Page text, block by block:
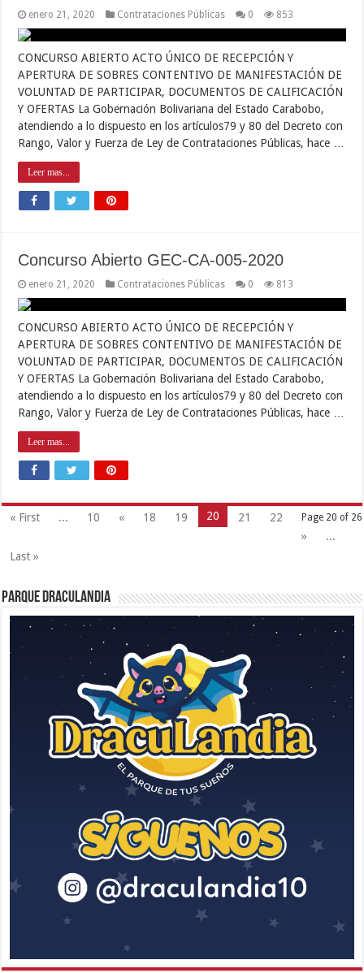
enero 21, 2020 Contrataciones Públicas 0 853
CONCURSO ABIERTO ACTO ÚNICO DE RECEPCIÓN Y
APERTURA DE SOBRES CONTENTIVO DE MANIFESTACIÓN DE
VOLUNTAD DE PARTICIPAR, DOCUMENTOS DE CALIFICACIÓN
Y OFERTAS La Gobernación Bolivariana del Estado Carabobo,
atendiendo a lo dispuesto en los artículos79 y 80 del Decreto con
Rango, Valor y Fuerza de Ley de Contrataciones Públicas, hace …
Leer mas...
Concurso Abierto GEC-CA-005-2020
enero 21, 2020 Contrataciones Públicas 0 813
CONCURSO ABIERTO ACTO ÚNICO DE RECEPCIÓN Y
APERTURA DE SOBRES CONTENTIVO DE MANIFESTACIÓN DE
VOLUNTAD DE PARTICIPAR, DOCUMENTOS DE CALIFICACIÓN
Y OFERTAS La Gobernación Bolivariana del Estado Carabobo,
atendiendo a lo dispuesto en los artículos79 y 80 del Decreto con
Rango, Valor y Fuerza de Ley de Contrataciones Públicas, hace …
Leer mas...
Page 20 of 26
« First ... 10 « 18 19 20 21
22
»
...
Last »
Parque Draculandia